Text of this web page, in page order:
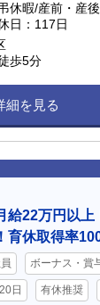
休暇/産前・産
日：117日
歩5分
細を見る
給22万円以
育休取得率
ボーナス・賞
日 有休推奨